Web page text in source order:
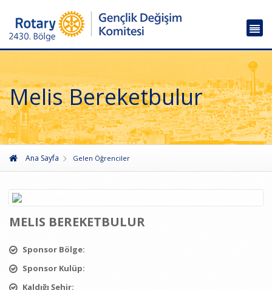
Melis Bereketbulur
Ana Sayfa Gelen Öğrenciler
MELIS BEREKETBULUR
Sponsor Bölge:
Sponsor Kulüp:
Kaldığı Şehir: